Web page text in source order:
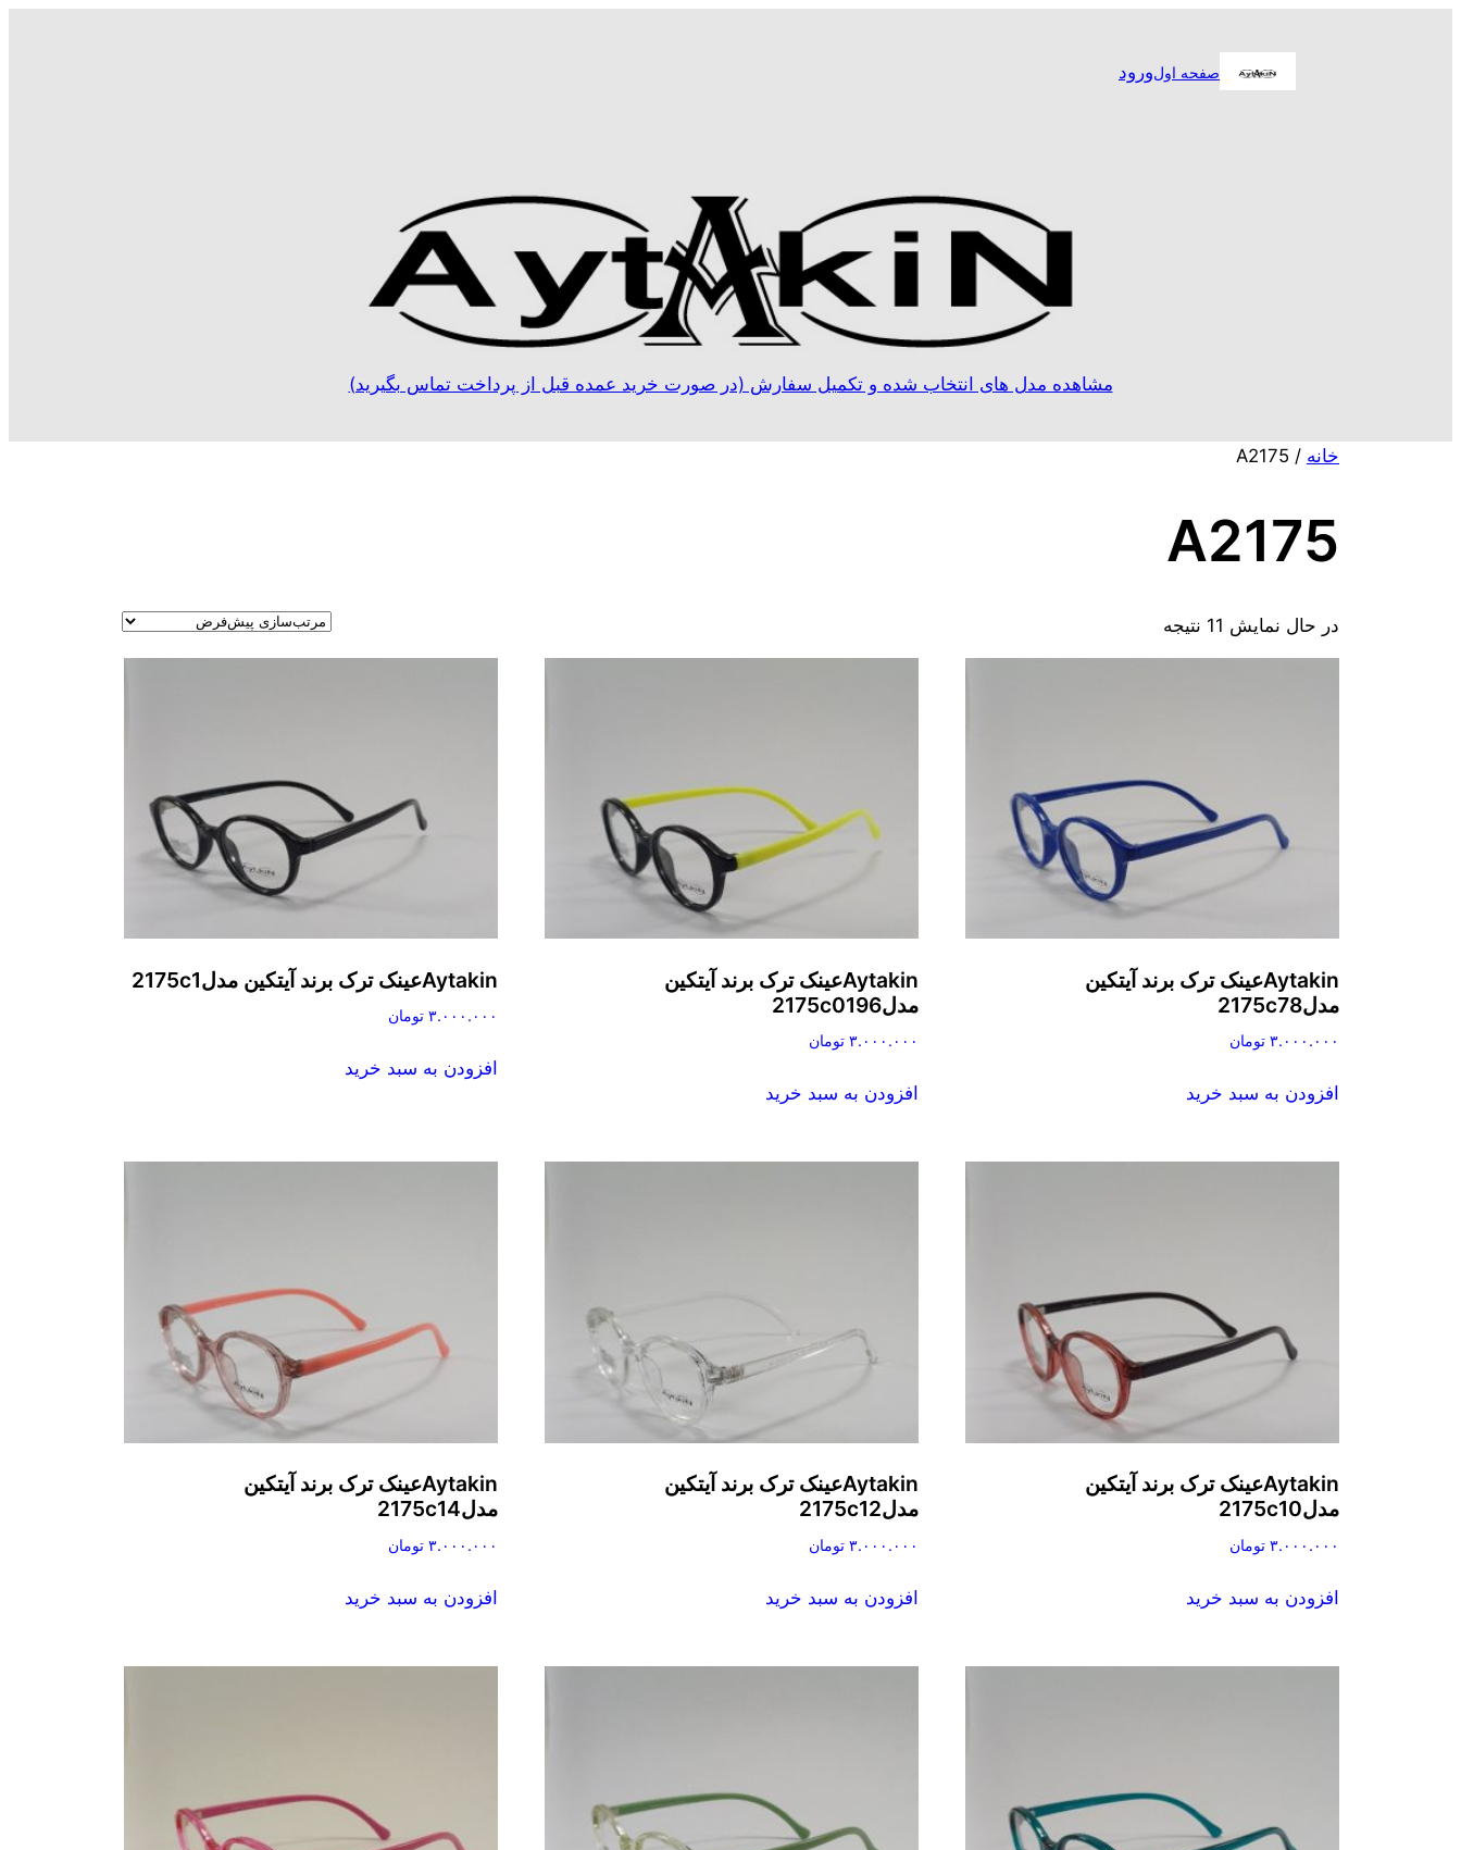
صفحه اولورود
مشاهده مدل های انتخاب شده و تکمیل سفارش (در صورت خرید عمده قبل از پرداخت تماس بگیرید)
خانه / A2175
A2175
در حال نمایش 11 نتیجه
Aytakinعینک ترک برند آیتکین
مدل2175c78
۳.۰۰۰.۰۰۰ تومان
افزودن به سبد خرید
Aytakinعینک ترک برند آیتکین
مدل2175c0196
۳.۰۰۰.۰۰۰ تومان
افزودن به سبد خرید
Aytakinعینک ترک برند آیتکین مدل2175c1
۳.۰۰۰.۰۰۰ تومان
افزودن به سبد خرید
Aytakinعینک ترک برند آیتکین
مدل2175c10
۳.۰۰۰.۰۰۰ تومان
افزودن به سبد خرید
Aytakinعینک ترک برند آیتکین
مدل2175c12
۳.۰۰۰.۰۰۰ تومان
افزودن به سبد خرید
Aytakinعینک ترک برند آیتکین
مدل2175c14
۳.۰۰۰.۰۰۰ تومان
افزودن به سبد خرید